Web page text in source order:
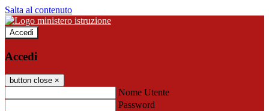
Salta al contenuto
Accedi
Accedi
button close ×
Nome Utente
Password